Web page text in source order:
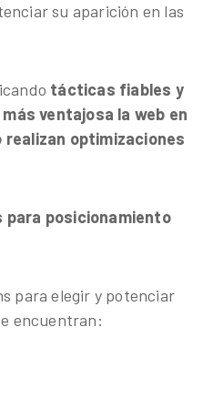
su aparición en las
tácticas fiables y
ventajosa la web en
optimizaciones
para posicionamiento
para elegir y potenciar
encuentran: